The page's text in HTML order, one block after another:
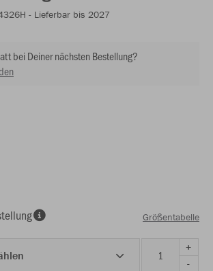
- Lieferbar bis 2027
bei Deiner nächsten Bestellung?
Größentabelle
+
-